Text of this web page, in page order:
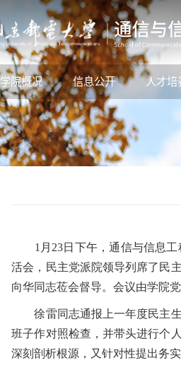
学院概况 信息公开 人才培
1月23日下午，通信与信息工
活会，民主党派院领导列席了民
向华同志莅会督导。会议由学院
徐雷同志通报上一年度民主生
班子作对照检查，并带头进行个
深刻剖析根源，又针对性提出务